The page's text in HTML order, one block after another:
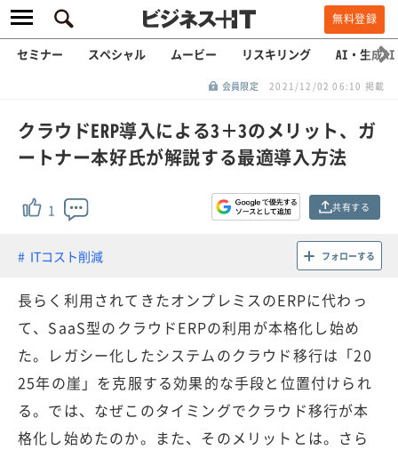
無料登録
セミナー スペシャル ムービー リスキリング AI・生成AI
会員限定 2021/12/02 06:10 掲載
クラウドERP導入による3＋3のメリット、ガ
ートナー本好氏が解説する最適導入方法
1 共有する
ITコスト削減 フォローする
長らく利用されてきたオンプレミスのERPに代わっ
て、SaaS型のクラウドERPの利用が本格化し始め
た。レガシー化したシステムのクラウド移行は「20
25年の崖」を克服する効果的な手段と位置付けられ
る。では、なぜこのタイミングでクラウド移行が本
格化し始めたのか。また、そのメリットとは。さら